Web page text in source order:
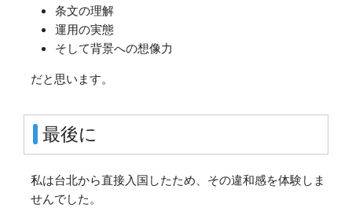
条文の理解
運用の実態
そして背景への想像力
だと思います。
最後に
私は台北から直接入国したため、その違和感を体験しま
せんでした。